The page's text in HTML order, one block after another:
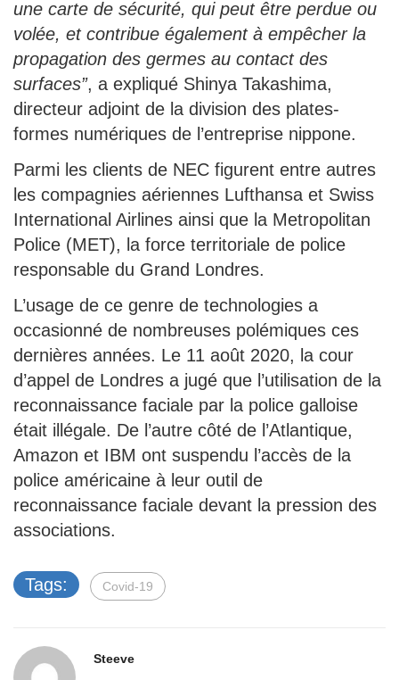
une carte de sécurité, qui peut être perdue ou
volée, et contribue également à empêcher la
propagation des germes au contact des
surfaces”, a expliqué Shinya Takashima,
directeur adjoint de la division des plates-
formes numériques de l’entreprise nippone.
Parmi les clients de NEC figurent entre autres
les compagnies aériennes Lufthansa et Swiss
International Airlines ainsi que la Metropolitan
Police (MET), la force territoriale de police
responsable du Grand Londres.
L’usage de ce genre de technologies a
occasionné de nombreuses polémiques ces
dernières années. Le 11 août 2020, la cour
d’appel de Londres a jugé que l’utilisation de la
reconnaissance faciale par la police galloise
était illégale. De l’autre côté de l’Atlantique,
Amazon et IBM ont suspendu l’accès de la
police américaine à leur outil de
reconnaissance faciale devant la pression des
associations.
Tags: Covid-19
Steeve